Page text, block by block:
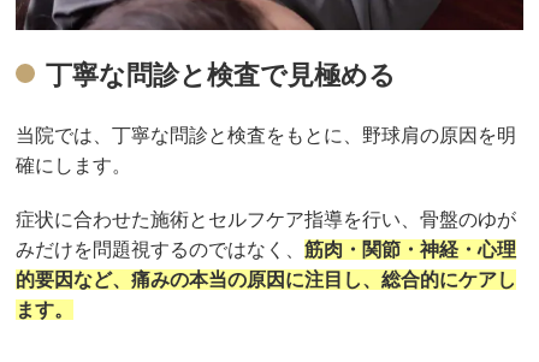
丁寧な問診と検査で見極める
当院では、丁寧な問診と検査をもとに、野球肩の原因を明
確にします。
症状に合わせた施術とセルフケア指導を行い、骨盤のゆが
みだけを問題視するのではなく、筋肉・関節・神経・心理
的要因など、痛みの本当の原因に注目し、総合的にケアし
ます。